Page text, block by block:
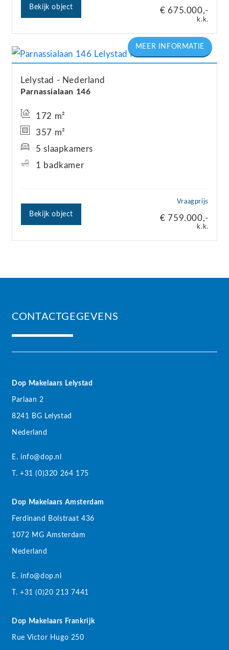
€ 675.000,-
k.k.
Bekijk object
Parnassialaan 146
Lelystad Nederland
Vraagprijs
€ 759.000,-
k.k.
172 m²
357 m²
5 slaapkamers
1 badkamer
Bekijk object
CONTACTGEGEVENS
Dop Makelaars Lelystad
Parlaan 2
8241 BG Lelystad
Nederland
E. info@dop.nl
T. +31 (0)320 264 175
Dop Makelaars Amsterdam
Ferdinand Bolstraat 436
1072 MG Amsterdam
Nederland
E. info@dop.nl
T. +31 (0)20 213 7441
Dop Makelaars Frankrijk
Rue Victor Hugo 250